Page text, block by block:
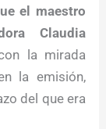
el maestro
Claudia
la mirada
la emisión,
del que era